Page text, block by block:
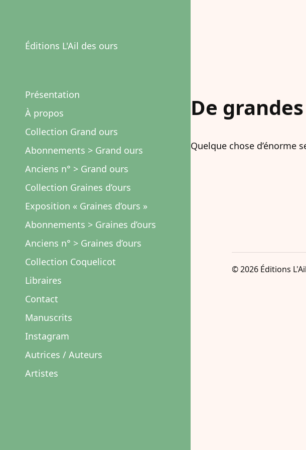
Éditions L'Ail des ours
Présentation
À propos
Collection Grand ours
Abonnements > Grand ours
Anciens n° > Grand ours
Collection Graines d’ours
Exposition « Graines d’ours »
Abonnements > Graines d’ours
Anciens n° > Graines d’ours
Collection Coquelicot
Libraires
Contact
Manuscrits
Instagram
Autrices / Auteurs
Artistes
De
Quelque chose d’énorme
© 2026 Éditions